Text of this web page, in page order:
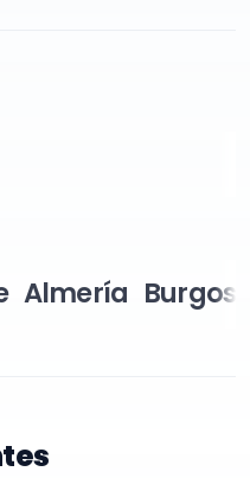
Almería Burgos